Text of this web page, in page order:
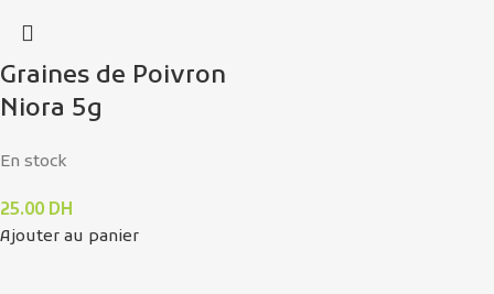
Graines de Poivron
Niora 5g
En stock
25.00 DH
Ajouter au panier